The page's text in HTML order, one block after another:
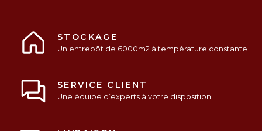
STOCKAGE
Un entrepôt de 6000m2 à température constante
SERVICE CLIENT
Une équipe d’experts à votre disposition